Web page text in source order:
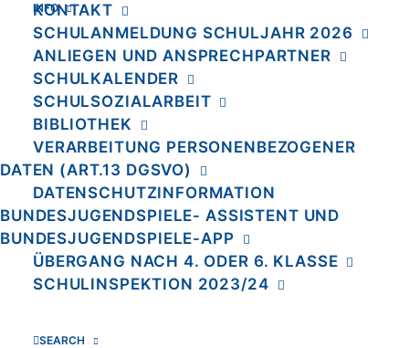
INFO
KONTAKT
SCHULANMELDUNG SCHULJAHR 2026
ANLIEGEN UND ANSPRECHPARTNER
SCHULKALENDER
SCHULSOZIALARBEIT
BIBLIOTHEK
VERARBEITUNG PERSONENBEZOGENER
DATEN (ART.13 DGSVO)
DATENSCHUTZINFORMATION
BUNDESJUGENDSPIELE- ASSISTENT UND
BUNDESJUGENDSPIELE-APP
ÜBERGANG NACH 4. ODER 6. KLASSE
SCHULINSPEKTION 2023/24
SEARCH
Die AFG bei der Schul-Schnellschachmeisterschaft
Die AFG bei der Schul-
Schnellschachmeisterschaft
Bei der Berliner Schul-Schnellschachmeisterschaft
haben unsere Schachschüler in der Wettkampfklasse V
(Grundschüler/innen bis Klasse 4) mit ihrer Mannschaft